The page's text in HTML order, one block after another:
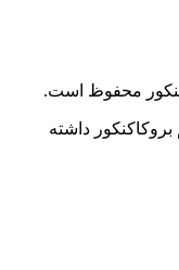
محفوظ است.
داشته